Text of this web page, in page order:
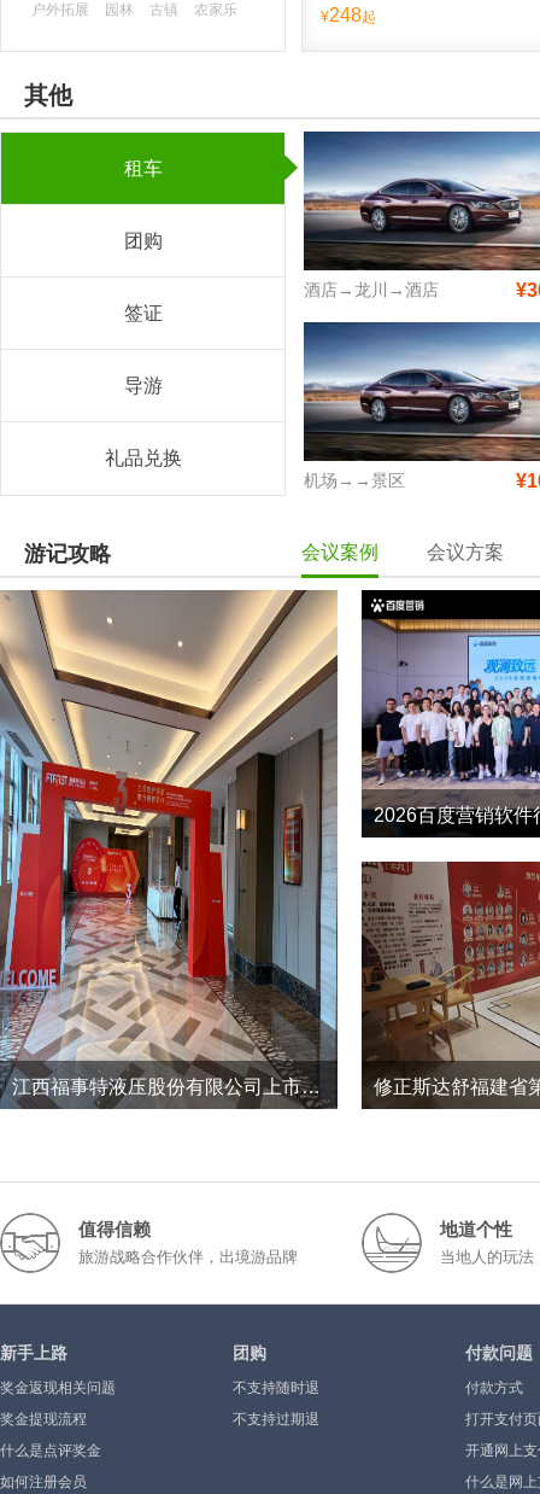
户外拓展 园林 古镇 农家乐
古迹
¥248起
其他
租车
团购
签证
导游
礼品兑换
酒店→龙川→酒店
机场→→景区
游记攻略 会议案例 会议方案
江西福事特液压股份有限公司上市三周年暨2026半年度经营工作总结会议
2026百度营销软件
2026-5
值得信赖
旅游战略合作伙伴，出境游品牌
地道个性
当地人的玩法
新手上路
奖金返现相关问题
奖金提现流程
什么是点评奖金
如何注册会员
团购
不支持随时退
不支持过期退
付款问题
付款方式
打开支付
示”或空白
开通网上
什么是网